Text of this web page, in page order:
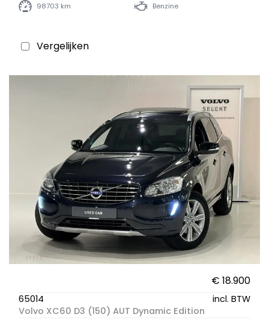
98703 km Benzine
Vergelijken
€ 18.900
65014
incl. BTW
Volvo XC60 D3 (150) AUT Dynamic Edition